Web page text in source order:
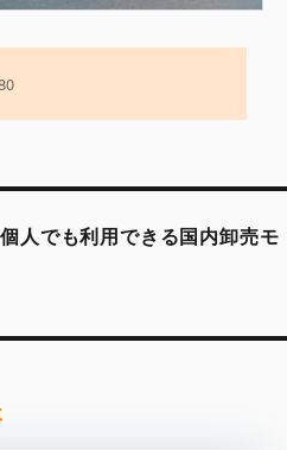
人でも利用できる国内卸売モ